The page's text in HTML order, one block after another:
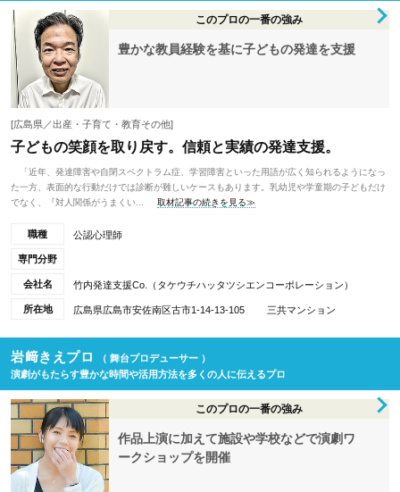
このプロの一番の強み
豊かな教員経験を基に子どもの発達を支援
[広島県／出産・子育て・教育その他]
子どもの笑顔を取り戻す。信頼と実績の発達支援。
「近年、発達障害や自閉スペクトラム症、学習障害といった用語が広く知られるようになっ
た一方、表面的な行動だけでは診断が難しいケースもあります。乳幼児や学童期の子どもだけ
でなく、『対人関係がうまくい...
取材記事の続きを見る≫
職種 公認心理師
専門分野
会社名 竹内発達支援Co.（タケウチハッタツシエンコーポレーション）
所在地 広島県広島市安佐南区古市1-14-13-105 三共マンション
岩﨑きえプロ
（ 舞台プロデューサー ）
演劇がもたらす豊かな時間や活用方法を多くの人に伝えるプロ
このプロの一番の強み
作品上演に加えて施設や学校などで演劇ワ
ークショップを開催